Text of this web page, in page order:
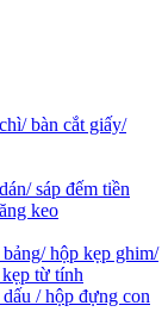
bàn cắt giấy/
sáp đếm tiền
keo
hộp kẹp ghim/
từ tính
/ hộp đựng con